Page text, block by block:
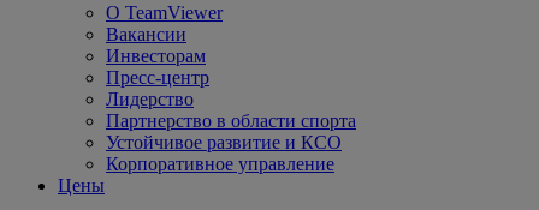
О TeamViewer
Вакансии
Инвесторам
Пресс-центр
Лидерство
Партнерство в области спорта
Устойчивое развитие и КСО
Корпоративное управление
Цены